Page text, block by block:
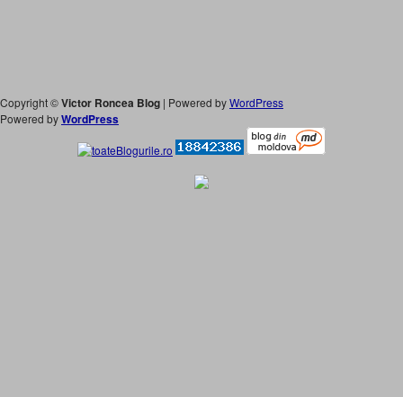
Copyright ©Victor Roncea Blog | Powered byWordPress
Powered byWordPress